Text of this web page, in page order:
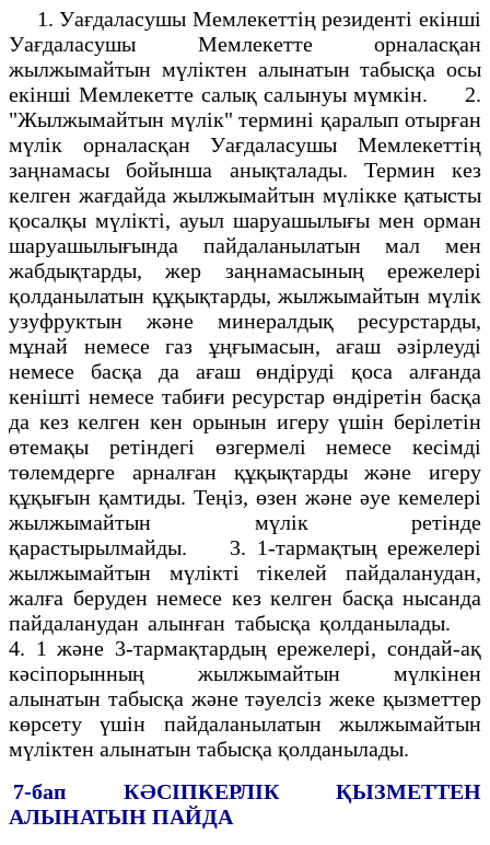
1. Уағдаласушы Мемлекеттің резиденті екінші
Уағдаласушы Мемлекетте орналасқан
жылжымайтын мүліктен алынатын табысқа осы
екінші Мемлекетте салық салынуы мүмкін. 2.
"Жылжымайтын мүлік" термині қаралып отырған
мүлік орналасқан Уағдаласушы Мемлекеттің
заңнамасы бойынша анықталады. Термин кез
келген жағдайда жылжымайтын мүлікке қатысты
қосалқы мүлікті, ауыл шаруашылығы мен орман
шаруашылығында пайдаланылатын мал мен
жабдықтарды, жер заңнамасының ережелері
қолданылатын құқықтарды, жылжымайтын мүлік
узуфруктын және минералдық ресурстарды,
мұнай немесе газ ұңғымасын, ағаш әзірлеуді
немесе басқа да ағаш өндіруді қоса алғанда
кенішті немесе табиғи ресурстар өндіретін басқа
да кез келген кен орынын игеру үшін берілетін
өтемақы ретіндегі өзгермелі немесе кесімді
төлемдерге арналған құқықтарды және игеру
құқығын қамтиды. Теңіз, өзен және әуе кемелері
жылжымайтын мүлік ретінде
қарастырылмайды. 3. 1-тармақтың ережелері
жылжымайтын мүлікті тікелей пайдаланудан,
жалға беруден немесе кез келген басқа нысанда
пайдаланудан алынған табысқа қолданылады.
4. 1 және 3-тармақтардың ережелері, сондай-ақ
кәсіпорынның жылжымайтын мүлкінен
алынатын табысқа және тәуелсіз жеке қызметтер
көрсету үшін пайдаланылатын жылжымайтын
мүліктен алынатын табысқа қолданылады.
7-бап
КӘСІПКЕРЛІК ҚЫЗМЕТТЕН
АЛЫНАТЫН ПАЙДА